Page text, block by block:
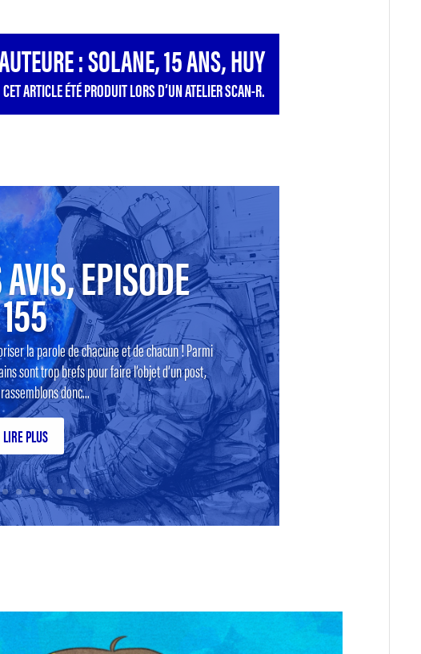
: SOLANE, 15 ANS, HUY
CET ARTICLE ÉTÉ PRODUIT LORS D’UN ATELIER SCAN-R.
EPISODE
155
la parole de chacune et de chacun ! Parmi
sont trop brefs pour faire l’objet d’un post,
donc...
LIRE PLUS